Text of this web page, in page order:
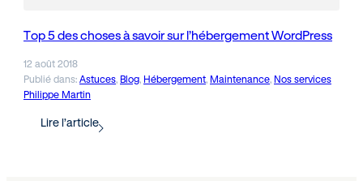
Top 5 des choses à savoir sur l’hébergement WordPress
12 août 2018
Publié dans: Astuces Blog Hébergement Maintenance Nos services
Philippe Martin
Lire l’article